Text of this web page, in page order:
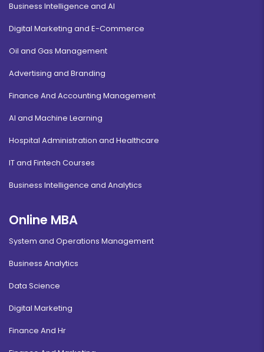
Business Intelligence and AI
Digital Marketing and E-Commerce
Oil and Gas Management
Advertising and Branding
Finance And Accounting Management
AI and Machine Learning
Hospital Administration and Healthcare
IT and Fintech Courses
Business Intelligence and Analytics
Online MBA
System and Operations Management
Business Analytics
Data Science
Digital Marketing
Finance And Hr